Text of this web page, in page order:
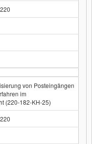
von Posteingängen
im
(220-182-KH-25)